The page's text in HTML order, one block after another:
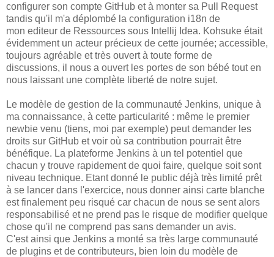
configurer son compte GitHub et à monter sa Pull Request
tandis qu'il m'a déplombé la configuration i18n de
mon editeur de Ressources sous Intellij Idea. Kohsuke était
évidemment un acteur précieux de cette journée; accessible,
toujours agréable et très ouvert à toute forme de
discussions, il nous a ouvert les portes de son bébé tout en
nous laissant une complète liberté de notre sujet.
Le modèle de gestion de la communauté Jenkins, unique à
ma connaissance, à cette particularité : même le premier
newbie venu (tiens, moi par exemple) peut demander les
droits sur GitHub et voir où sa contribution pourrait être
bénéfique. La plateforme Jenkins à un tel potentiel que
chacun y trouve rapidement de quoi faire, quelque soit sont
niveau technique. Etant donné le public déjà très limité prêt
à se lancer dans l'exercice, nous donner ainsi carte blanche
est finalement peu risqué car chacun de nous se sent alors
responsabilisé et ne prend pas le risque de modifier quelque
chose qu'il ne comprend pas sans demander un avis.
C'est ainsi que Jenkins a monté sa très large communauté
de plugins et de contributeurs, bien loin du modèle de